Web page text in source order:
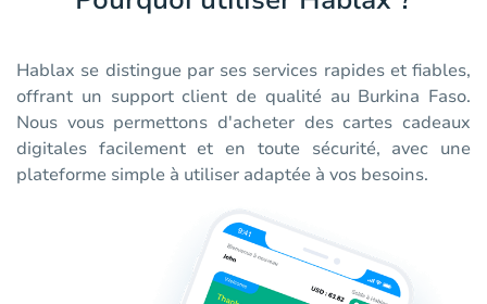
Hablax se distingue par ses services rapides et fiables,
offrant un support client de qualité au Burkina Faso.
Nous vous permettons d'acheter des cartes cadeaux
digitales facilement et en toute sécurité, avec une
plateforme simple à utiliser adaptée à vos besoins.